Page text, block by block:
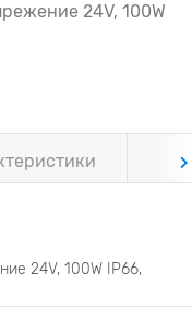
24V, 100W
24V, 100W IP66,